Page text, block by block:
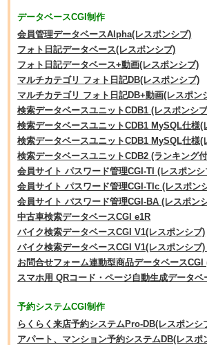
データベースCGI制作
会員管理データベースAlpha(レスポンシブ)
フォト日記データベース(レスポンシブ)
フォト日記データベース+動画(レスポンシブ)
マルチカテゴリ フォト日記DB(レスポンシブ)
マルチカテゴリ フォト日記DB+動画(レスポン
検索データベースユニットCDB1 (レスポンシ
検索データベースユニットCDB1 MySQL仕様(
検索データベースユニットCDB1 MySQL仕様(
検索データベースユニットCDB2 (ランキング
会員サイト パスワード管理CGI-TI (レスポンシ
会員サイト パスワード管理CGI-TIc (レスポン
会員サイト パスワード管理CGI-BA (レスポン
中古車検索データベースCGI e1R
バイク検索データベースCGI V1(レスポンシブ)
バイク検索データベースCGI V1(レスポンシブ)
お問合せフォーム連動型商品データベースCGI
スマホ用 QRコード・ページ自動生成データベ
予約システムCGI制作
らくらく来店予約システムPro-DB(レスポンシ
アパート、マンション予約システムDB(レスポ